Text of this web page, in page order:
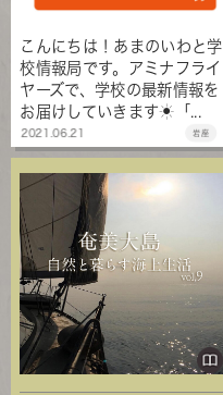
こんにちは！あまのいわと学
校情報局です。アミナフライ
ヤーズで、学校の最新情報を
お届けしていきます☀「...
2021.06.21 岩座